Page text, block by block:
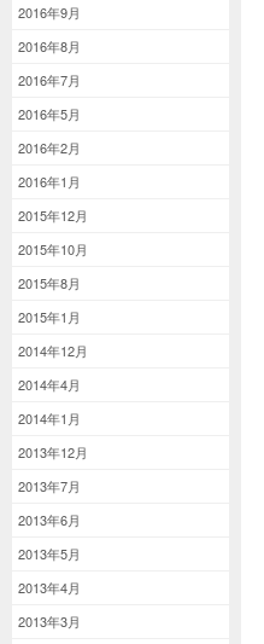
2016年9月
2016年8月
2016年7月
2016年5月
2016年2月
2016年1月
2015年12月
2015年10月
2015年8月
2015年1月
2014年12月
2014年4月
2014年1月
2013年12月
2013年7月
2013年6月
2013年5月
2013年4月
2013年3月